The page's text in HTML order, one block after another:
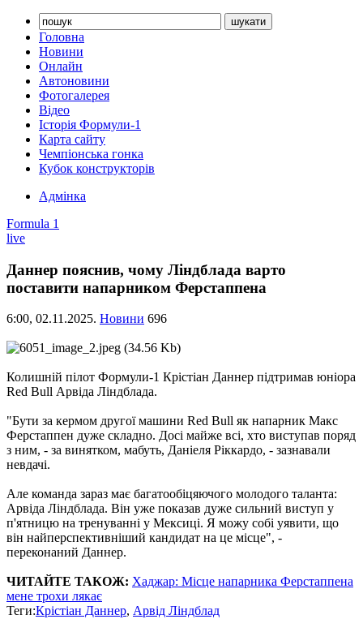
Головна
Новини
Онлайн
Автоновини
Фотогалерея
Відео
Історія Формули-1
Карта сайту
Чемпіонська гонка
Кубок конструкторів
Адмінка
Formula 1
live
Даннер пояснив, чому Ліндблада варто
поставити напарником Ферстаппена
6:00, 02.11.2025. Новини 696
Колишній пілот Формули-1 Крістіан Даннер підтримав юніора
Red Bull Арвіда Ліндблада.
"Бути за кермом другої машини Red Bull як напарник Макс
Ферстаппен дуже складно. Досі майже всі, хто виступав поряд
з ним, - за винятком, мабуть, Даніеля Ріккардо, - зазнавали
невдачі.
Але команда зараз має багатообіцяючого молодого таланта:
Арвіда Ліндблада. Він уже показав дуже сильний виступ у
п'ятницю на тренуванні у Мексиці. Я можу собі уявити, що
він найперспективніший кандидат на це місце", -
переконаний Даннер.
ЧИТАЙТЕ ТАКОЖ: Хаджар: Місце напарника Ферстаппена
мене трохи лякає
Теги:Крістіан Даннер, Арвід Ліндблад